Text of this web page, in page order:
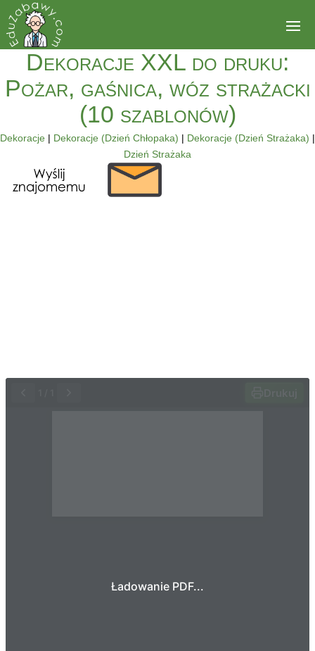
Dekoracje XXL do druku:
Pożar, gaśnica, wóz strażacki
(10 szablonów)
Dekoracje | Dekoracje (Dzień Chłopaka) | Dekoracje (Dzień Strażaka) |
Dzień Strażaka
Ładowanie PDF...